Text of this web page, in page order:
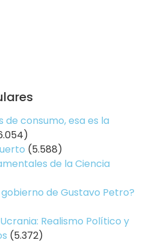
de consumo, esa es la
(5.588)
de la Ciencia
de Gustavo Petro?
Realismo Político y
(5.372)